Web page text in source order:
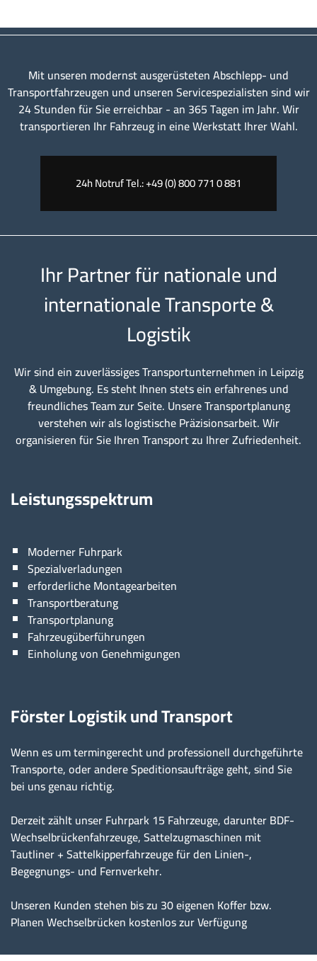
Mit unseren modernst ausgerüsteten Abschlepp- und
Transportfahrzeugen und unseren Servicespezialisten sind wir
24 Stunden für Sie erreichbar - an 365 Tagen im Jahr. Wir
transportieren Ihr Fahrzeug in eine Werkstatt Ihrer Wahl.
24h Notruf Tel.: +49 (0) 800 771 0 881
Ihr Partner für nationale und
internationale Transporte &
Logistik
Wir sind ein zuverlässiges Transportunternehmen in Leipzig
& Umgebung. Es steht Ihnen stets ein erfahrenes und
freundliches Team zur Seite. Unsere Transportplanung
verstehen wir als logistische Präzisionsarbeit. Wir
organisieren für Sie Ihren Transport zu Ihrer Zufriedenheit.
Leistungsspektrum
Moderner Fuhrpark
Spezialverladungen
erforderliche Montagearbeiten
Transportberatung
Transportplanung
Fahrzeugüberführungen
Einholung von Genehmigungen
Förster Logistik und Transport
Wenn es um termingerecht und professionell durchgeführte
Transporte, oder andere Speditionsaufträge geht, sind Sie
bei uns genau richtig.
Derzeit zählt unser Fuhrpark 15 Fahrzeuge, darunter BDF-
Wechselbrückenfahrzeuge, Sattelzugmaschinen mit
Tautliner + Sattelkipperfahrzeuge für den Linien-,
Begegnungs- und Fernverkehr.
Unseren Kunden stehen bis zu 30 eigenen Koffer bzw.
Planen Wechselbrücken kostenlos zur Verfügung